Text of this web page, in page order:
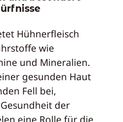
Hühnerfleisch
wie
und Mineralien.
gesunden Haut
Fell bei,
der